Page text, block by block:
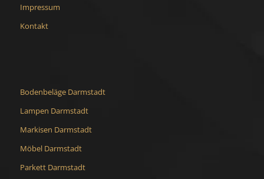
Impressum
Kontakt
Bodenbeläge Darmstadt
Lampen Darmstadt
Markisen Darmstadt
Möbel Darmstadt
Parkett Darmstadt